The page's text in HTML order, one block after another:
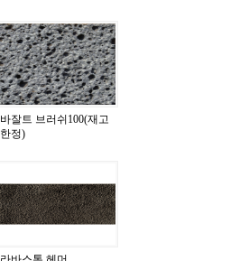
바잘트 브러쉬100(재고
한정)